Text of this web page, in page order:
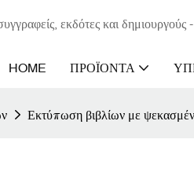
εκδότες και
HOME ΠΡΟΪΌΝΤΑ
Εκτύπωση βιβλίων με